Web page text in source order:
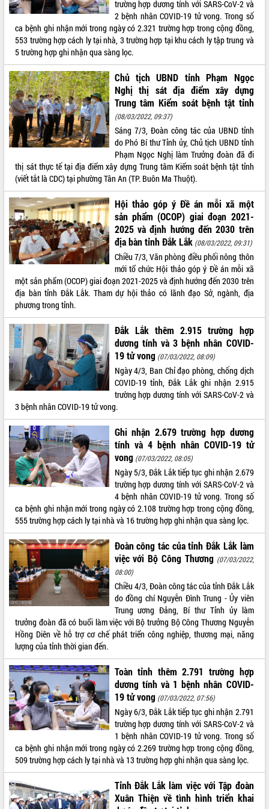
Hội thảo khoa học “Giải pháp thúc đẩy
phát triển nền kinh tế xanh tại tỉnh
Đắk Lắk”
Tăng cường giám sát, đôn đốc thực
hiện nhiệm vụ quản lý tài sản công
hàng tuần
Tháo gỡ những vướng mắc, đẩy mạnh
công tác cải cách thủ tục hành chính
tại Trung tâm Phục vụ hành chính
công tỉnh
Đắk Lắk: Tôn vinh 46 giải pháp tại Hội
Đắk Lắk rà soát, điều chỉnh Đề án 190
về phát triển nuôi trồng thủy sản
Phó Chủ tịch UBND tỉnh Đắk Lắk
Trương Công Thái kiểm tra thực địa
Dự án cao tốc Khánh Hòa - Buôn Ma
Thuột
Định vị cà phê Việt Nam như một “di
sản sống” trong dòng chảy toàn cầu
Xây dựng nông thôn mới: Nâng cao đời
sống người dân từ những mô hình thiết
thực
Quyết liệt tháo gỡ vướng mắc, đẩy
nhanh tiến độ các dự án trọng điểm
trong Khu kinh tế Nam Phú Yên
Hòn Yến phát triển du lịch gắn với bảo
tồn biển
Lấy ý kiến điều chỉnh Quy hoạch tỉnh
Đắk Lắk thời kỳ 2021-2030, tầm nhìn
đến năm 2050
Phát động chiến dịch 30 ngày đêm
giải phóng mặt bằng Tuyến đường bộ
ven biển
Đắk Lắk nỗ lực thúc đẩy tăng trưởng
kinh tế từ 10% trở lên trong Quý
II/2026
Đắk Lắk ký kết thỏa thuận hợp tác về
chuyển đổi số giai đoạn 2026 – 2030
với Tập đoàn Bưu chính Viễn thông
Việt Nam
Thứ trưởng Bộ Y tế làm việc với tỉnh
Đắk Lắk về phát triển nhân lực y tế
cho trạm y tế cấp xã
Du lịch Đắk Lắk nâng tầm trải nghiệm
du khách thông qua Hệ thống cơ sở dữ
Tập huấn ứng dụng trí tuệ nhân tạo (AI)
trong thương mại điện tử năm 2026
Đoàn đại biểu Quốc hội tỉnh Đắk Lắk
trao đổi thông tin trước Kỳ họp thứ
nhất, Quốc hội khóa XVI
Quyết liệt cải cách hành chính, khơi
thông nguồn lực phát triển
Nâng cao hiệu lực, hiệu quả HĐND
tỉnh thông qua hiện đại hóa hành chính
Xã Ea Phê gắn cải cách hành chính với
chuyển đổi số
Phó Chủ tịch Thường trực UBND tỉnh
Hồ Thị Nguyên Thảo làm việc tại Trung
tâm Phục vụ hành chính công xã Ea
trường hợp dương tính với SARS-CoV-2 và
2 bệnh nhân COVID-19 tử vong. Trong số
ca bệnh ghi nhận mới trong ngày có 2.321 trường hợp trong cộng đồng,
553 trường hợp cách ly tại nhà, 3 trường hợp tại khu cách ly tập trung và
5 trường hợp ghi nhận qua sàng lọc.
Chủ tịch UBND tỉnh Phạm Ngọc
Nghị thị sát địa điểm xây dựng
Trung tâm Kiểm soát bệnh tật tỉnh
(08/03/2022, 09:37)
Sáng 7/3, Đoàn công tác của UBND tỉnh
do Phó Bí thư Tỉnh ủy, Chủ tịch UBND tỉnh
Phạm Ngọc Nghị làm Trưởng đoàn đã đi
thị sát thực tế tại địa điểm xây dựng Trung tâm Kiểm soát bệnh tật tỉnh
(viết tắt là CDC) tại phường Tân An (TP. Buôn Ma Thuột).
Hội thảo góp ý Đề án mỗi xã một
sản phẩm (OCOP) giai đoạn 2021-
2025 và định hướng đến 2030 trên
địa bàn tỉnh Đắk Lắk (08/03/2022, 09:31)
Chiều 7/3, Văn phòng điều phối nông thôn
mới tổ chức Hội thảo góp ý Đề án mỗi xã
một sản phẩm (OCOP) giai đoạn 2021-2025 và định hướng đến 2030 trên
địa bàn tỉnh Đắk Lắk. Tham dự hội thảo có lãnh đạo Sở, ngành, địa
phương trong tỉnh.
Đắk Lắk thêm 2.915 trường hợp
dương tính và 3 bệnh nhân COVID-
19 tử vong (07/03/2022, 08:09)
Ngày 4/3, Ban Chỉ đạo phòng, chống dịch
COVID-19 tỉnh, Đắk Lắk ghi nhận 2.915
trường hợp dương tính với SARS-CoV-2 và
3 bệnh nhân COVID-19 tử vong.
Ghi nhận 2.679 trường hợp dương
tính và 4 bệnh nhân COVID-19 tử
vong (07/03/2022, 08:05)
Ngày 5/3, Đắk Lắk tiếp tục ghi nhận 2.679
trường hợp dương tính với SARS-CoV-2 và
4 bệnh nhân COVID-19 tử vong. Trong số
ca bệnh ghi nhận mới trong ngày có 2.108 trường hợp trong cộng đồng,
555 trường hợp cách ly tại nhà và 16 trường hợp ghi nhận qua sàng lọc.
Đoàn công tác của tỉnh Đắk Lắk làm
việc với Bộ Công Thương (07/03/2022,
08:00)
Chiều 4/3, Đoàn công tác của tỉnh Đắk Lắk
do đồng chí Nguyễn Đình Trung - Ủy viên
Trung ương Đảng, Bí thư Tỉnh ủy làm
trưởng đoàn đã có buổi làm việc với Bộ trưởng Bộ Công Thương Nguyễn
Hồng Diên về hỗ trợ cơ chế phát triển công nghiệp, thương mại, năng
lượng của tỉnh thời gian đến.
Toàn tỉnh thêm 2.791 trường hợp
dương tính và 1 bệnh nhân COVID-
19 tử vong (07/03/2022, 07:56)
Ngày 6/3, Đắk Lắk tiếp tục ghi nhận 2.791
trường hợp dương tính với SARS-CoV-2 và
1 bệnh nhân COVID-19 tử vong. Trong số
ca bệnh ghi nhận mới trong ngày có 2.269 trường hợp trong cộng đồng,
509 trường hợp cách ly tại nhà và 13 trường hợp ghi nhận qua sàng lọc.
Tỉnh Đắk Lắk làm việc với Tập đoàn
Xuân Thiện về tình hình triển khai